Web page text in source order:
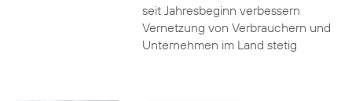
seit Jahresbeginn verbessern
Vernetzung von Verbrauchern und
Unternehmen im Land stetig